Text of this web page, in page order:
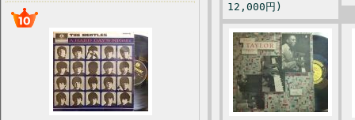
12,000円)